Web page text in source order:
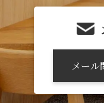
メール